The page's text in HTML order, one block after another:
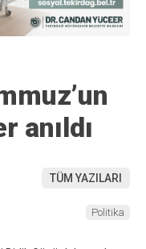
anıldı
TÜM YAZILARI
Politika